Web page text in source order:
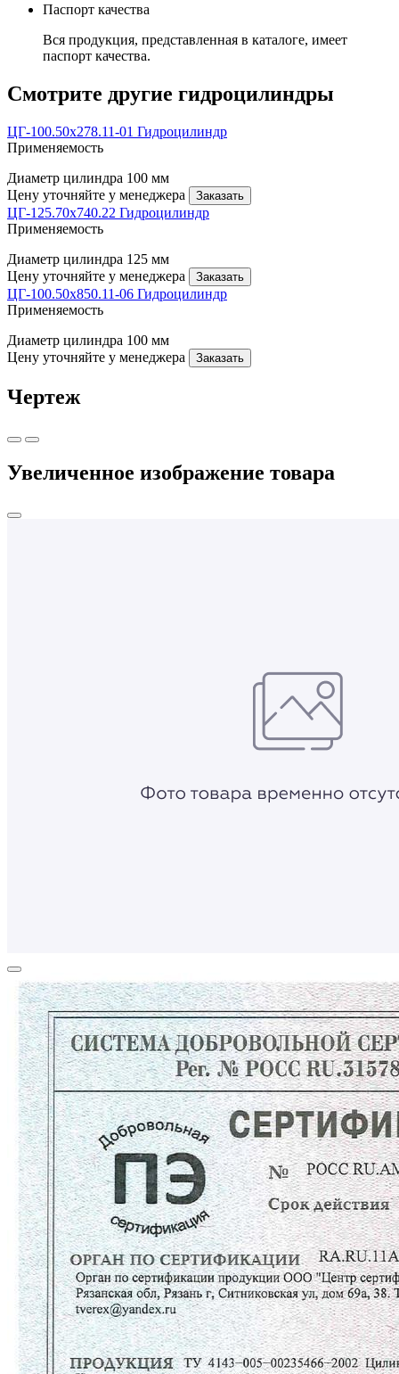
Паспорт качества
Вся продукция, представленная в каталоге, имеет
паспорт качества.
Смотрите другие гидроцилиндры
ЦГ-100.50х278.11-01 Гидроцилиндр
Применяемость
Диаметр цилиндра 100 мм
Цену уточняйте у менеджера
Заказать
ЦГ-125.70х740.22 Гидроцилиндр
Применяемость
Диаметр цилиндра 125 мм
Цену уточняйте у менеджера
Заказать
ЦГ-100.50х850.11-06 Гидроцилиндр
Применяемость
Диаметр цилиндра 100 мм
Цену уточняйте у менеджера
Заказать
Чертеж
Увеличенное изображение товара